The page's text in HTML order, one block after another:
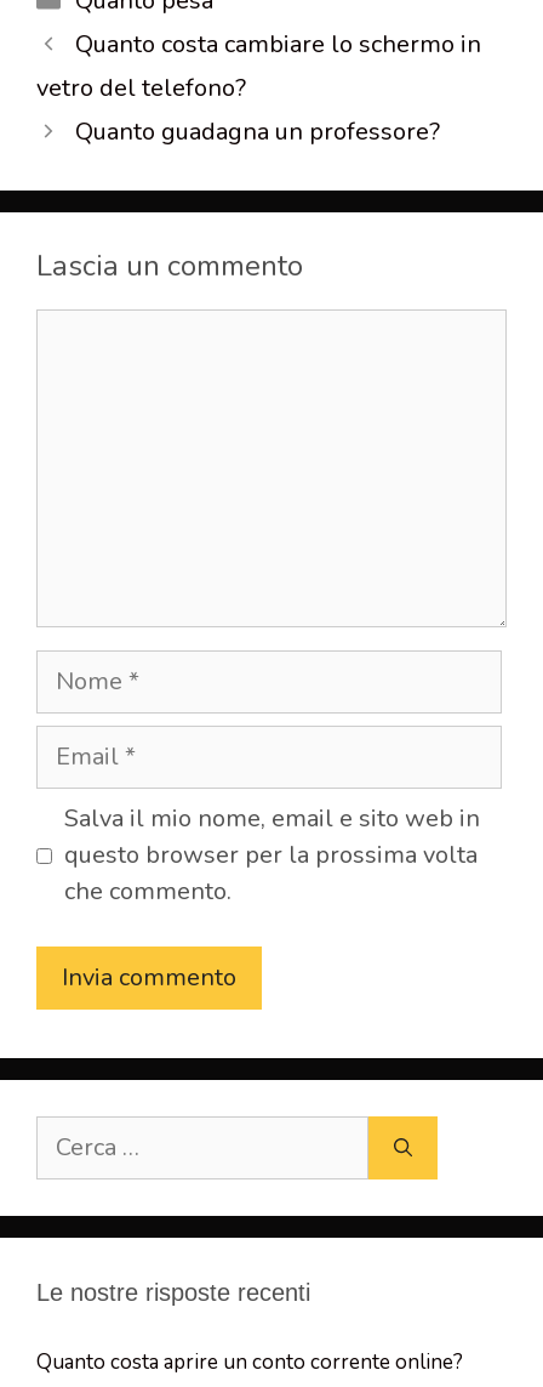
Quanto costa cambiare lo schermo in
vetro del telefono?
Quanto guadagna un professore?
Lascia un commento
Nome
Email
Salva il mio nome, email e sito web in
questo browser per la prossima volta
che commento.
per:
Le nostre risposte recenti
Quanto costa aprire un conto corrente online?